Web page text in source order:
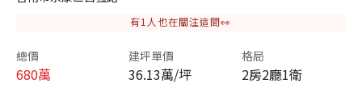
有1 人也在關注這間👀
總價
680萬
建坪單價
36.13萬/坪
格局
2房2廳1衛